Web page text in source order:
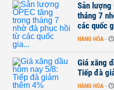
tăng trong
hồi từ
05/08/2026
nay 5/8:
4%
05/08/2026